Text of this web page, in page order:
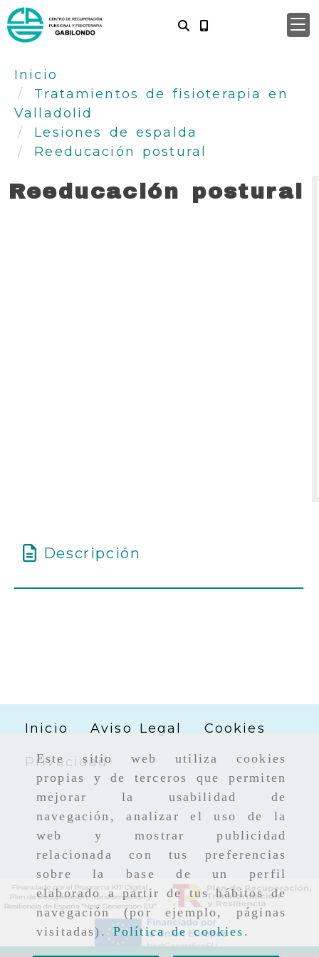
Este sitio web utiliza cookies
propias y de terceros que permiten
mejorar la usabilidad de
navegación, analizar el uso de la
web y mostrar publicidad
relacionada con tus preferencias
sobre la base de un perfil
elaborado a partir de tus hábitos de
navegación (por ejemplo, páginas
visitadas). Política de cookies .
Inicio
Tratamientos de fisioterapia en
Valladolid
Lesiones de espalda
Reeducación postural
Reeducación postural
Descripción
Inicio Aviso Legal Cookies
Privacidad